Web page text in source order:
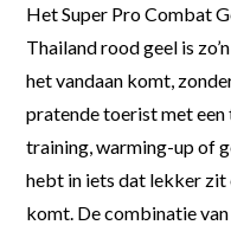
Het Super Pro Combat
Thailand rood geel is
het vandaan komt,
pratende toerist met een
training, warming-up of
hebt in iets dat lekker
komt. De combinatie